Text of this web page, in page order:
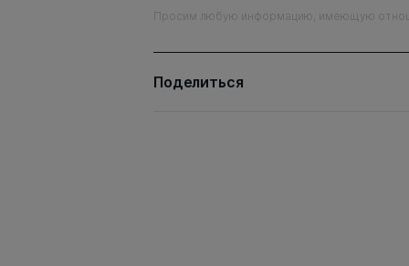
Просим любую информацию, имеющую
Поделиться